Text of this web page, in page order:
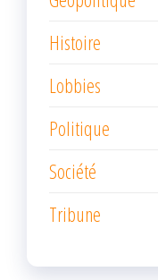
Histoire
Lobbies
Politique
Société
Tribune